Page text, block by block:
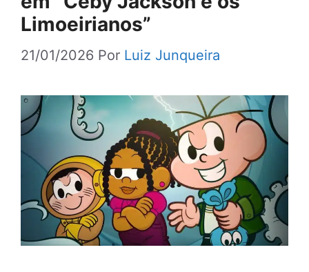
Limoeirianos”
21/01/2026 Por Luiz Junqueira